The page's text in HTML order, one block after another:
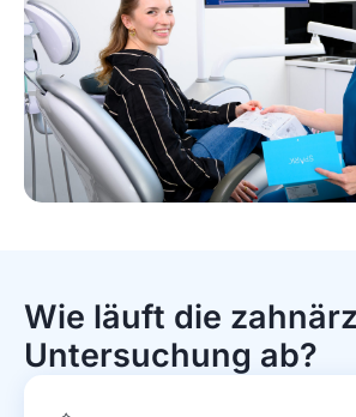
Wie läuft die
Untersuchung ab?